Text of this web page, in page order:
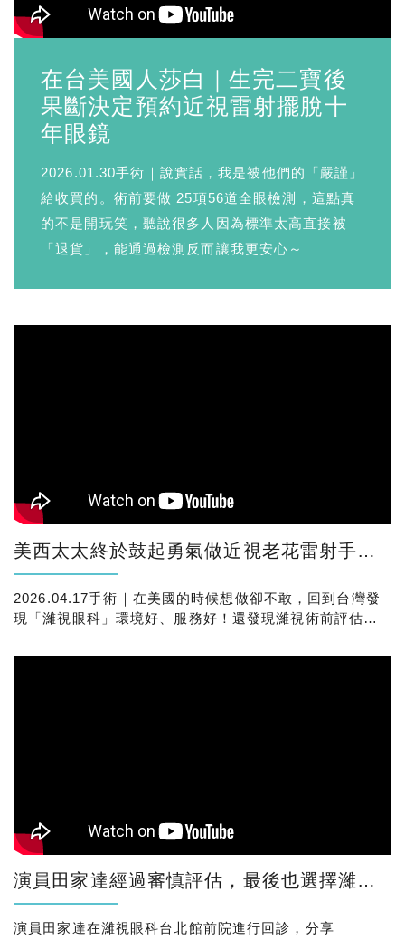
在台美國人莎白｜生完二寶後
果斷決定預約近視雷射擺脫十
年眼鏡
2026.01.30手術｜說實話，我是被他們的「嚴謹」
給收買的。術前要做 25項56道全眼檢測，這點真
的不是開玩笑，聽說很多人因為標準太高直接被
「退貨」，能通過檢測反而讓我更安心～
美西太太終於鼓起勇氣做近視老花雷射手術了！更令她放心的是，原來身邊也有朋友也都在濰視做
2026.04.17手術｜在美國的時候想做卻不敢，回到台灣發
現「濰視眼科」環境好、服務好！還發現濰視術前評估超
演員田家達經過審慎評估，最後也選擇濰視眼科，一次處理近視與老花！
演員田家達在濰視眼科台北館前院進行回診，分享